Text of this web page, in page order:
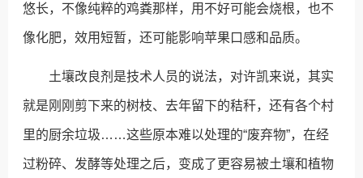
悠长，不像纯粹的鸡粪那样，用不好可能会烧根，也不
像化肥，效用短暂，还可能影响苹果口感和品质。
土壤改良剂是技术人员的说法，对许凯来说，其实
就是刚刚剪下来的树枝、去年留下的秸秆，还有各个村
里的厨余垃圾……这些原本难以处理的“废弃物”，在经
过粉碎、发酵等处理之后，变成了更容易被土壤和植物